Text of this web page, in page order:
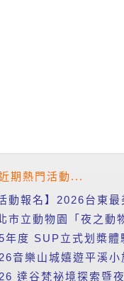
期熱門活動...
活動報名】2026台東
市立動物園「夜之動
年度 SUP立式划槳
音樂山城嬉遊平溪
達谷梵祕境探索暨